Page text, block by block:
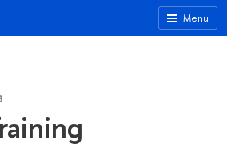
Menu